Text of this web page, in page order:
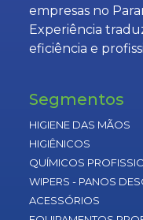
empresas no
Experiência
eficiência e
Segmentos
HIGIENE DAS MÃOS
HIGIÊNICOS
QUÍMICOS
WIPERS - PANOS
ACESSÓRIOS